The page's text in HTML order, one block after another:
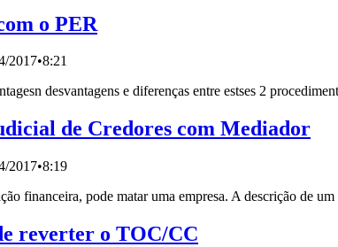
o PER
2017•8:21
desvantagens e diferenças entre estses 2
de Credores com Mediador
2017•8:19
financeira, pode matar uma empresa. A descrição de
reverter o TOC/CC